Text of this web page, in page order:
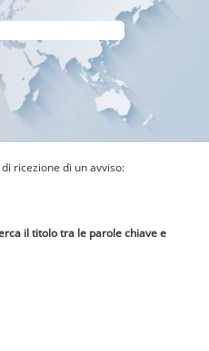
ricezione di un avviso:
il titolo tra le parole chiave e